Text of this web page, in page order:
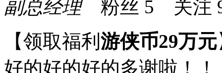
副总经理粉丝 5 关注
【领取福利 游侠币29万元
好的好的好的多谢啦！！